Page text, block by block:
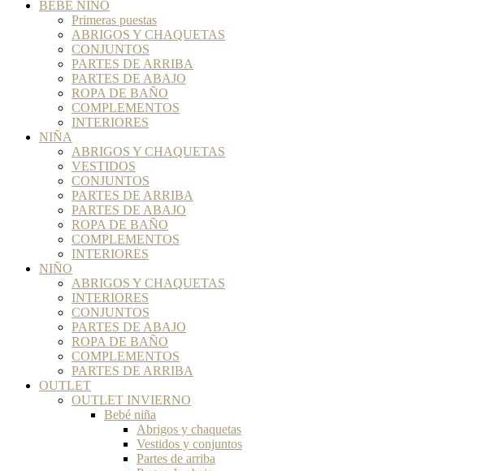
BEBÉ NIÑO
Primeras puestas
ABRIGOS Y CHAQUETAS
CONJUNTOS
PARTES DE ARRIBA
PARTES DE ABAJO
ROPA DE BAÑO
COMPLEMENTOS
INTERIORES
NIÑA
ABRIGOS Y CHAQUETAS
VESTIDOS
CONJUNTOS
PARTES DE ARRIBA
PARTES DE ABAJO
ROPA DE BAÑO
COMPLEMENTOS
INTERIORES
NIÑO
ABRIGOS Y CHAQUETAS
INTERIORES
CONJUNTOS
PARTES DE ABAJO
ROPA DE BAÑO
COMPLEMENTOS
PARTES DE ARRIBA
OUTLET
OUTLET INVIERNO
Bebé niña
Abrigos y chaquetas
Vestidos y conjuntos
Partes de arriba